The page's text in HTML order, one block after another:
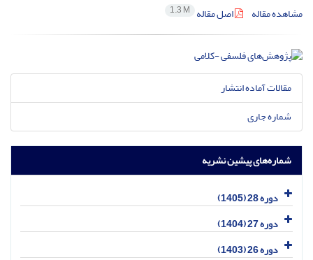
مشاهده مقاله
اصل مقاله 1.3 M
مقالات آماده انتشار
شماره جاری
شماره‌های پیشین نشریه
دوره 28 (1405)
دوره 27 (1404)
دوره 26 (1403)